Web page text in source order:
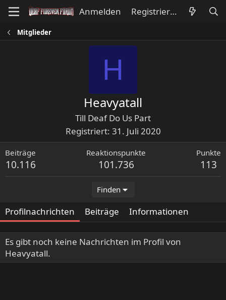
Anmelden Registrieren
Mitglieder
H
Heavyatall
Till Deaf Do Us Part
Registriert 31. Juli 2020
Beiträge
10.116
Reaktionspunkte
101.736
Punkte
113
Finden
Profilnachrichten Beiträge Informationen
Es gibt noch keine Nachrichten im Profil von
Heavyatall.